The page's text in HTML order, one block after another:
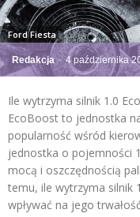
Redakcja - 4 października
Ford Fiesta
Ile wytrzyma silnik 1.0
EcoBoost to jednostka
popularność wśród
jednostka o pojemności
mocą i oszczędnością
temu, ile wytrzyma silnik
wpływać na jego